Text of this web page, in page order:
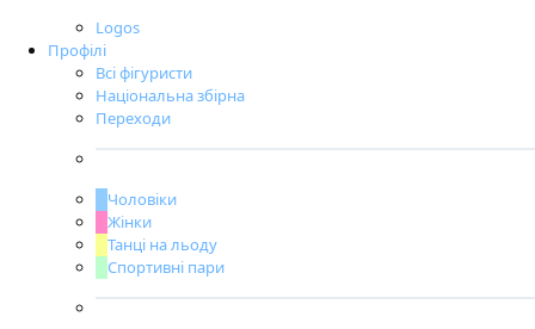
Logos
Профілі
Всі фігуристи
Національна збірна
Переходи
Чоловіки
Жінки
Танці на льоду
Спортивні пари